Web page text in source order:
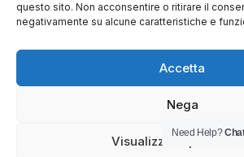
questo sito. Non acconsentire o ritirare il
negativamente su alcune caratteristiche e
Accetta
Nega
Visualizza le 2
Need Help?